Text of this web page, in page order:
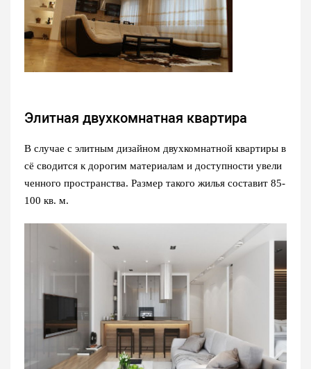
Элитная двухкомнатная квартира
В случае с элитным дизайном двухкомнатной квартиры в
сё сводится к дорогим материалам и доступности увели
ченного пространства. Размер такого жилья составит 85-
100 кв. м.